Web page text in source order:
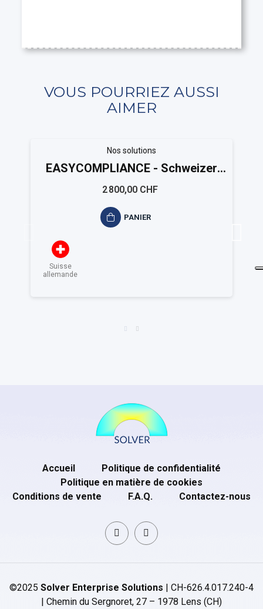
VOUS POURRIEZ AUSSI
AIMER
Nos solutions
EASYCOMPLIANCE - Schweizer
Kantonen
2 800,00 CHF
PANIER
Suisse
allemande
Accueil
Politique de confidentialité
Politique en matière de cookies
Conditions de vente
F.A.Q. Contactez-nous
©2025 Solver Enterprise Solutions | CH-626.4.017.240-4
| Chemin du Sergnoret, 27 – 1978 Lens (CH)